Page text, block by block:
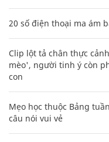
20 số điện thoại ma ám
Clip lột tả chân thực
mèo', người tinh ý còn
con
Mẹo học thuộc Bảng
câu nói vui vẻ